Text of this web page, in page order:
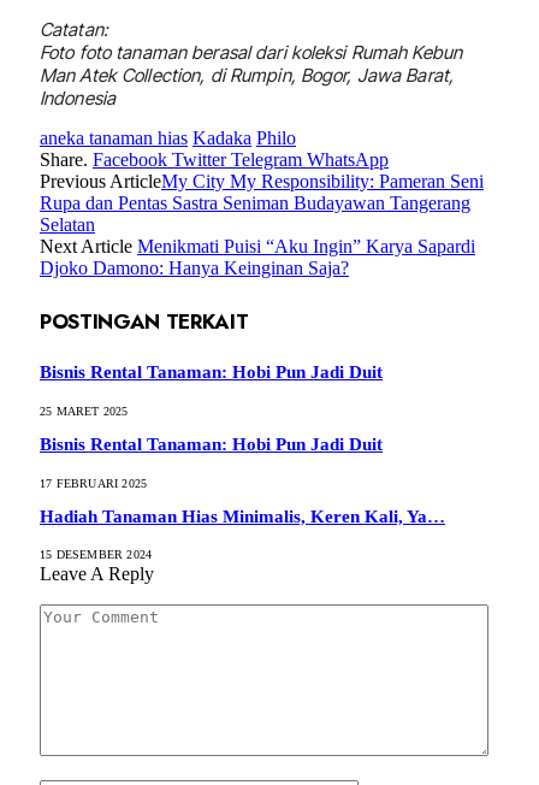
Catatan:
Foto foto tanaman berasal dari koleksi Rumah Kebun
Man Atek Collection, di Rumpin, Bogor, Jawa Barat,
Indonesia
aneka tanaman hias Kadaka Philo
Share. Facebook Twitter Telegram WhatsApp
Previous ArticleMy City My Responsibility: Pameran Seni
Rupa dan Pentas Sastra Seniman Budayawan Tangerang
Selatan
Next Article Menikmati Puisi “Aku Ingin” Karya Sapardi
Djoko Damono: Hanya Keinginan Saja?
POSTINGAN TERKAIT
Bisnis Rental Tanaman: Hobi Pun Jadi Duit
25 MARET 2025
Bisnis Rental Tanaman: Hobi Pun Jadi Duit
17 FEBRUARI 2025
Hadiah Tanaman Hias Minimalis, Keren Kali, Ya…
15 DESEMBER 2024
Leave A Reply